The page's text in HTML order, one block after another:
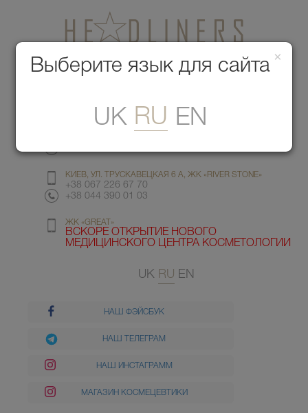
КИЕВ, УЛ. ГМЫРИ 6
КИЕВ, УЛ. ТРУСКАВЕЦКАЯ 6 А, ЖК «RIVER STONE»
+38 067 226 67 70
+38 044 390 01 03
ЖК «GREAT»
ВСКОРЕ ОТКРЫТИЕ НОВОГО
МЕДИЦИНСКОГО ЦЕНТРА КОСМЕТОЛОГИИ
UK RU EN
НАШ ФЭЙСБУК
НАШ ТЕЛЕГРАМ
НАШ ИНСТАГРАММ
МАГАЗИН КОСМЕЦЕВТИКИ
×
Выберите язык для сайта
UK RU EN